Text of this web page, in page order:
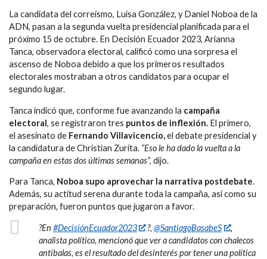
La candidata del correísmo, Luisa González, y Daniel Noboa de la
ADN, pasan a la segunda vuelta presidencial planificada para el
próximo 15 de octubre. En Decisión Ecuador 2023, Arianna
Tanca, observadora electoral, calificó como una sorpresa el
ascenso de Noboa debido a que los primeros resultados
electorales mostraban a otros candidatos para ocupar el
segundo lugar.
Tanca indicó que, conforme fue avanzando la campaña
electoral, se registraron tres puntos de inflexión. El primero,
el asesinato de Fernando Villavicencio,el debate presidencial y
la candidatura de Christian Zurita. “Eso le ha dado la vuelta a la
campaña en estas dos últimas semanas”, dijo.
Para Tanca, Noboa supo aprovechar la narrativa postdebate.
Además, su actitud serena durante toda la campaña, así como su
preparación, fueron puntos que jugaron a favor.
?En #DecisiónEcuador2023 ?️,@SantiagoBasabeS
,
analista político, mencionó que ver a candidatos con chalecos
antibalas, es el resultado del desinterés por tener una política